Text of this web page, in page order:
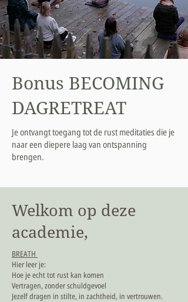
Bonus BECOMING
DAGRETREAT
Je ontvangt toegang tot de rust meditaties die je
naar een diepere laag van ontspanning
brengen.
Welkom op deze
academie,
BREATH
Hier leer je:
Hoe je echt tot rust kan komen
Vertragen, zonder schuldgevoel
Jezelf dragen in stilte, in zachtheid, in vertrouwen.